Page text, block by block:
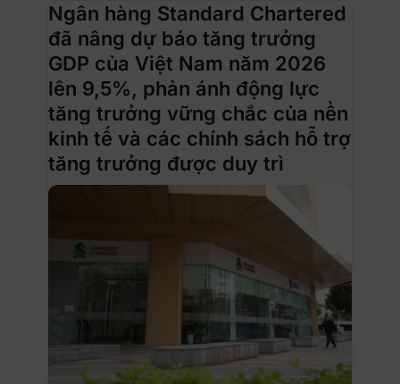
Ngân hàng Standard Chartered
đã nâng dự báo tăng trưởng
GDP của Việt Nam năm 2026
lên 9,5%, phản ánh động lực
tăng trưởng vững chắc của nền
kinh tế và các chính sách hỗ trợ
tăng trưởng được duy trì